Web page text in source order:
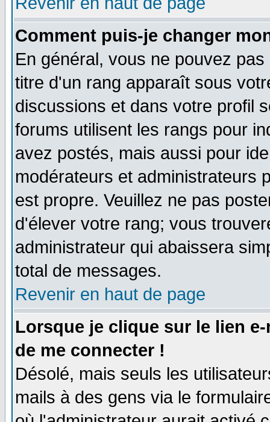
Comment puis-je changer
En général, vous ne pouvez
titre d'un rang apparaît sous
discussions et dans votre profil
forums utilisent les rangs pour
avez postés, mais aussi pour
modérateurs et administrateurs
est propre. Veuillez ne pas
d'élever votre rang; vous
administrateur qui abaissera
total de messages.
Revenir en haut de page
Lorsque je clique sur le lien
de me connecter !
Désolé, mais seuls les
mails à des gens via le